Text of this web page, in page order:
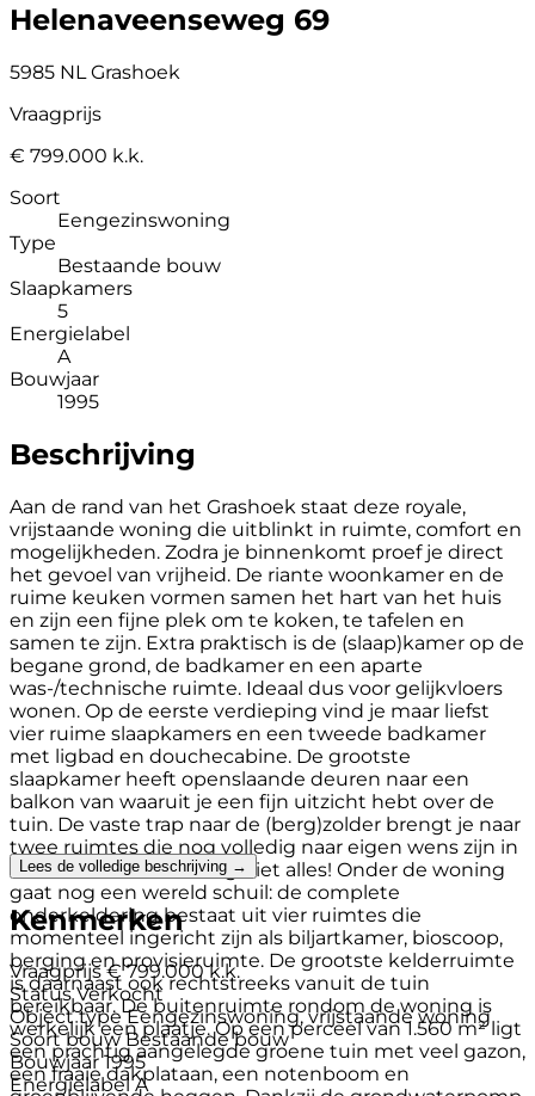
Helenaveenseweg 69
5985 NL Grashoek
Vraagprijs
€ 799.000 k.k.
Soort
Eengezinswoning
Type
Bestaande bouw
Slaapkamers
5
Energielabel
A
Bouwjaar
1995
Beschrijving
Aan de rand van het Grashoek staat deze royale,
vrijstaande woning die uitblinkt in ruimte, comfort en
mogelijkheden. Zodra je binnenkomt proef je direct
het gevoel van vrijheid. De riante woonkamer en de
ruime keuken vormen samen het hart van het huis
en zijn een fijne plek om te koken, te tafelen en
samen te zijn. Extra praktisch is de (slaap)kamer op de
begane grond, de badkamer en een aparte
was-/technische ruimte. Ideaal dus voor gelijkvloers
wonen. Op de eerste verdieping vind je maar liefst
vier ruime slaapkamers en een tweede badkamer
met ligbad en douchecabine. De grootste
slaapkamer heeft openslaande deuren naar een
balkon van waaruit je een fijn uitzicht hebt over de
tuin. De vaste trap naar de (berg)zolder brengt je naar
twee ruimtes die nog volledig naar eigen wens zijn in
te delen. Maar dit is nog niet alles! Onder de woning
gaat nog een wereld schuil: de complete
onderkeldering bestaat uit vier ruimtes die
momenteel ingericht zijn als biljartkamer, bioscoop,
berging en provisieruimte. De grootste kelderruimte
is daarnaast ook rechtstreeks vanuit de tuin
bereikbaar. De buitenruimte rondom de woning is
werkelijk een plaatje. Op een perceel van 1.560 m² ligt
een prachtig aangelegde groene tuin met veel gazon,
een fraaie dakplataan, een notenboom en
Lees de volledige beschrijving →
Kenmerken
Vraagprijs € 799.000 k.k.
Status Verkocht
Object type Eengezinswoning, vrijstaande woning
Soort bouw Bestaande bouw
Bouwjaar 1995
Energielabel A